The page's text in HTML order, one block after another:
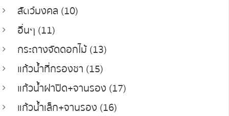
สัตว์มงคล (10)
อื่นๆ (11)
กระถางจัดดอกไม้ (13)
แก้วน้ำที่กรองชา (15)
แก้วน้ำฝาปิด+จานรอง (17)
แก้วน้ำเล็ก+จานรอง (16)